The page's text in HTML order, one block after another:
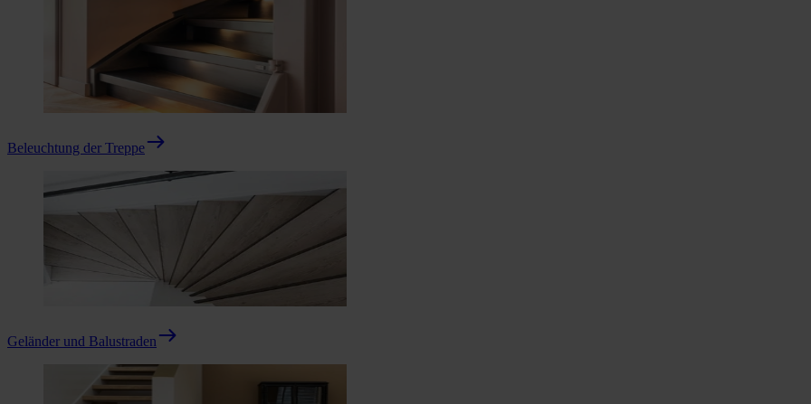
Beleuchtung der Treppe
Geländer und Balustraden